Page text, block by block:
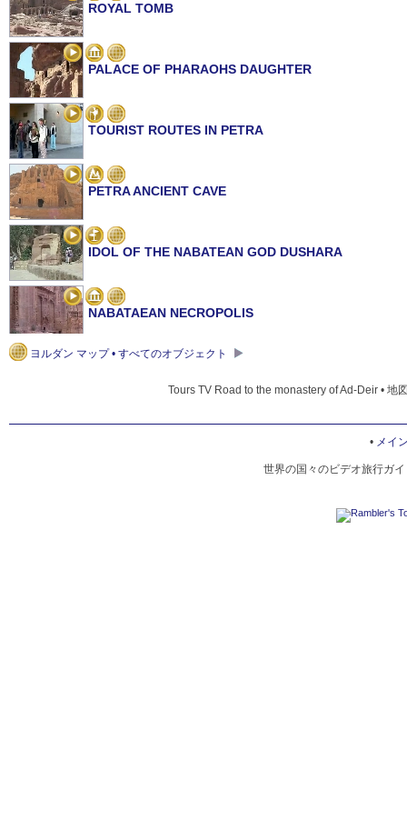
ROYAL TOMB
PALACE OF PHARAOHS DAUGHTER
TOURIST ROUTES IN PETRA
PETRA ANCIENT CAVE
IDOL OF THE NABATEAN GOD DUSHARA
NABATAEAN NECROPOLIS
ヨルダン マップ • すべてのオブジェクト
Tours TV Road to the monastery of Ad-Deir • 地
• メイ
世界の国々のビデオ旅行ガ